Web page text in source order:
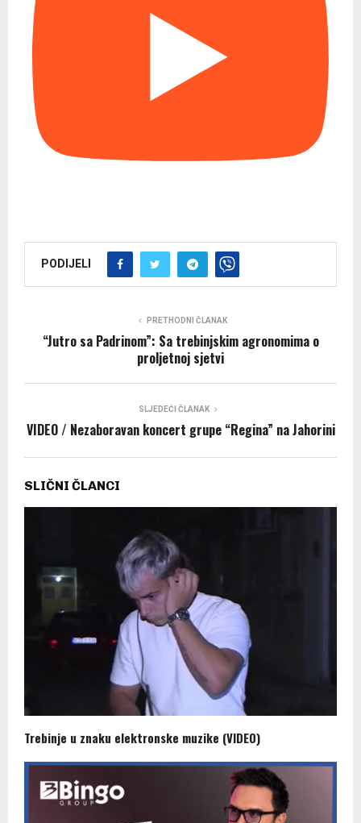
PODIJELI
PRETHODNI ČLANAK
“Jutro sa Padrinom”: Sa trebinjskim agronomima o
proljetnoj sjetvi
SLJEDEĆI ČLANAK
VIDEO / Nezaboravan koncert grupe “Regina” na Jahorini
SLIČNI ČLANCI
Trebinje u znaku elektronske muzike (VIDEO)